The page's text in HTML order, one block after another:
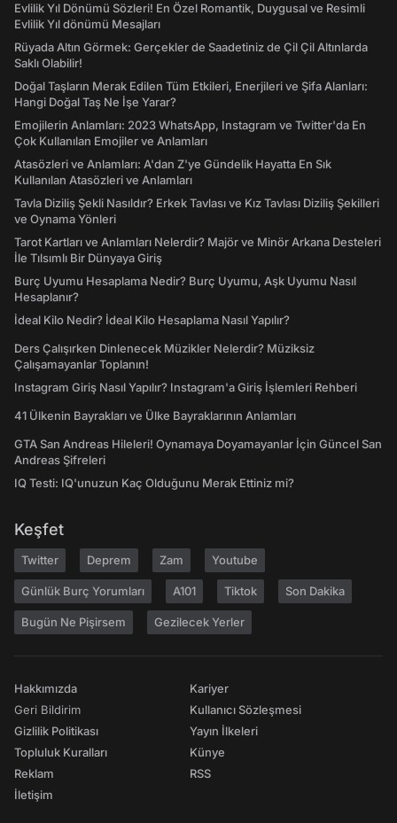
Evlilik Yıl Dönümü Sözleri! En Özel Romantik, Duygusal ve Resimli
Evlilik Yıl dönümü Mesajları
Rüyada Altın Görmek: Gerçekler de Saadetiniz de Çil Çil Altınlarda
Saklı Olabilir!
Doğal Taşların Merak Edilen Tüm Etkileri, Enerjileri ve Şifa Alanları:
Hangi Doğal Taş Ne İşe Yarar?
Emojilerin Anlamları: 2023 WhatsApp, Instagram ve Twitter'da En
Çok Kullanılan Emojiler ve Anlamları
Atasözleri ve Anlamları: A'dan Z'ye Gündelik Hayatta En Sık
Kullanılan Atasözleri ve Anlamları
Tavla Diziliş Şekli Nasıldır? Erkek Tavlası ve Kız Tavlası Diziliş Şekilleri
ve Oynama Yönleri
Tarot Kartları ve Anlamları Nelerdir? Majör ve Minör Arkana Desteleri
İle Tılsımlı Bir Dünyaya Giriş
Burç Uyumu Hesaplama Nedir? Burç Uyumu, Aşk Uyumu Nasıl
Hesaplanır?
İdeal Kilo Nedir? İdeal Kilo Hesaplama Nasıl Yapılır?
Ders Çalışırken Dinlenecek Müzikler Nelerdir? Müziksiz
Çalışamayanlar Toplanın!
Instagram Giriş Nasıl Yapılır? Instagram'a Giriş İşlemleri Rehberi
41 Ülkenin Bayrakları ve Ülke Bayraklarının Anlamları
GTA San Andreas Hileleri! Oynamaya Doyamayanlar İçin Güncel San
Andreas Şifreleri
IQ Testi: IQ'unuzun Kaç Olduğunu Merak Ettiniz mi?
Keşfet
Twitter Deprem Zam Youtube
Günlük Burç Yorumları A101 Tiktok Son Dakika
Bugün Ne Pişirsem Gezilecek Yerler
Hakkımızda
Geri Bildirim
Gizlilik Politikası
Topluluk Kuralları
Reklam
İletişim
Kariyer
Kullanıcı Sözleşmesi
Yayın İlkeleri
Künye
RSS